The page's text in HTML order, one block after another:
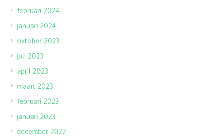
februari 2024
januari 2024
oktober 2023
juli 2023
april 2023
maart 2023
februari 2023
januari 2023
december 2022